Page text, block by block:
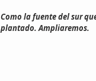
Como la fuente del sur
plantado. Ampliaremos.